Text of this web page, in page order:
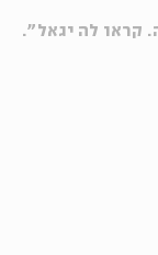
קראו לה יגאל".